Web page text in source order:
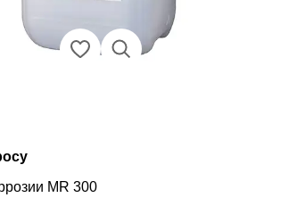
MR 300